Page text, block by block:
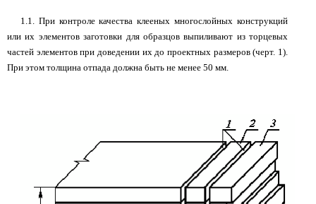
1.1. При контроле качества клееных многослойных конструкций
или их элементов заготовки для образцов выпиливают из торцевых
частей элементов при доведении их до проектных размеров (черт. 1).
При этом толщина отпада должна быть не менее 50 мм.